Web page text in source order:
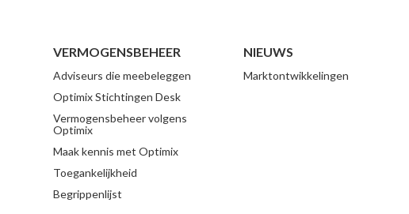
VERMOGENSBEHEER
Adviseurs die meebeleggen
Optimix Stichtingen Desk
Vermogensbeheer volgens
Optimix
Maak kennis met Optimix
Toegankelijkheid
Begrippenlijst
NIEUWS
Marktontwikkelingen